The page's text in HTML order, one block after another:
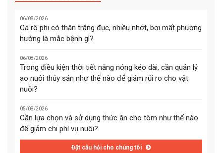
06/08/2026
Cá rô phi có thân trắng đục, nhiều nhớt, bơi mất phương
hướng là mắc bệnh gì?
06/08/2026
Trong điều kiện thời tiết nắng nóng kéo dài, cần quản lý
ao nuôi thủy sản như thế nào để giảm rủi ro cho vật
nuôi?
05/08/2026
Cần lựa chọn và sử dụng thức ăn cho tôm như thế nào
để giảm chi phí vụ nuôi?
Đặt câu hỏi cho chúng tôi